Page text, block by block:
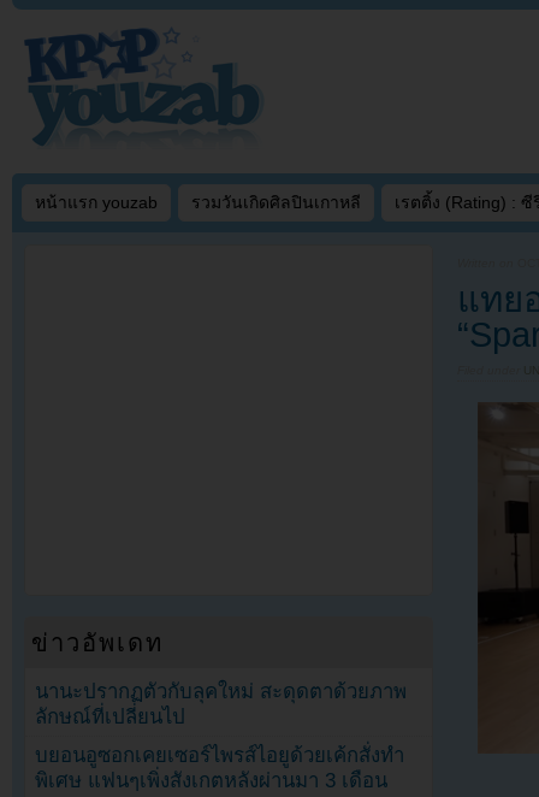
หน้าแรก youzab รวมวันเกิดศิลปินเกาหลี เรตติ้ง (Rating) : ซี
แทย
ข่าวอัพเดท
นานะปรากฏตัวกับลุคใหม่ สะดุดตาด้วยภาพ
ลักษณ์ที่เปลี่ยนไป
บยอนอูซอกเคยเซอร์ไพรส์ไอยูด้วยเค้กสั่งทำ
พิเศษ แฟนๆเพิ่งสังเกตหลังผ่านมา 3 เดือน